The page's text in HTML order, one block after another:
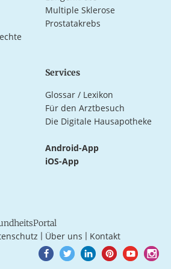
Multiple Sklerose
Prostatakrebs
Services
Glossar / Lexikon
Für den Arztbesuch
Die Digitale Hausapotheke
Android-App
iOS-App
Über uns Kontakt